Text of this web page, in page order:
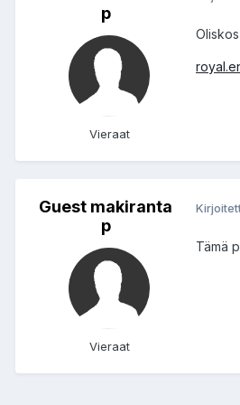
p
Vieraat
Guest makiranta
p
Vieraat
Tämä